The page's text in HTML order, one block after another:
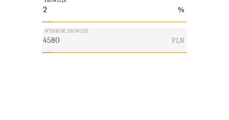
%
WYSOKOSC.PROWIZJI
PLN